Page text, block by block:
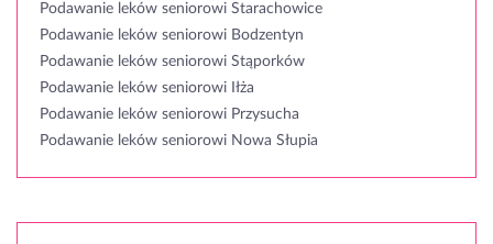
Podawanie leków seniorowi Starachowice
Podawanie leków seniorowi Bodzentyn
Podawanie leków seniorowi Stąporków
Podawanie leków seniorowi Iłża
Podawanie leków seniorowi Przysucha
Podawanie leków seniorowi Nowa Słupia